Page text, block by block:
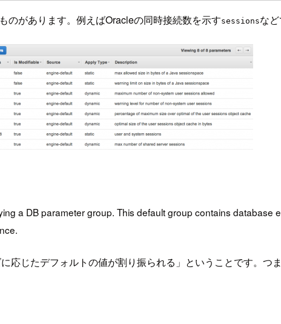
のがあります。例えばOracleの同時接続数を示すsessionsなど
a DB parameter group. This default group contains database
応じたデフォルトの値が割り振られる」ということです。つ